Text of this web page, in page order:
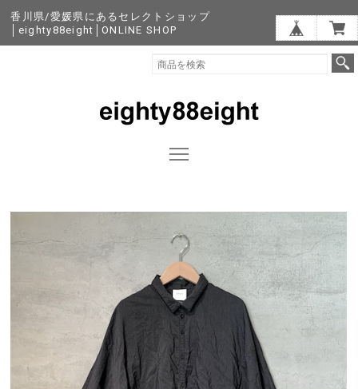
香川県/愛媛県にあるセレクトショップ
│eighty88eight│ONLINE SHOP